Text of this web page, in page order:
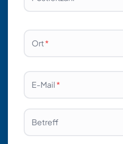
Ort*
E-Mail*
Betreff